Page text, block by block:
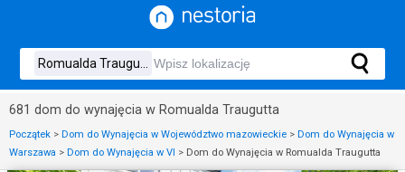
681 dom do wynajęcia w Romualda Traugutta
Początek > Dom do Wynajęcia w Województwo mazowieckie > Dom do Wynajęcia w
Warszawa > Dom do Wynajęcia w VI > Dom do Wynajęcia w Romualda Traugutta